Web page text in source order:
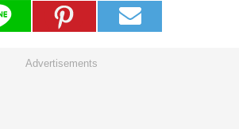
Advertisements